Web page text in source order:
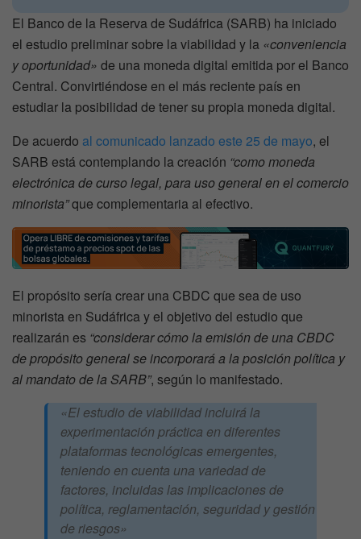
El Banco de la Reserva de Sudáfrica (SARB) ha iniciado
el estudio preliminar sobre la viabilidad y la «conveniencia
y oportunidad» de una moneda digital emitida por el Banco
Central. Convirtiéndose en el más reciente país en
estudiar la posibilidad de tener su propia moneda digital.
De acuerdo al comunicado lanzado este 25 de mayo, el
SARB está contemplando la creación “como moneda
electrónica de curso legal, para uso general en el comercio
minorista”que complementaria al efectivo.
El propósito sería crear una CBDC que sea de uso
minorista en Sudáfrica y el objetivo del estudio que
realizarán es “considerar cómo la emisión de una CBDC
de propósito general se incorporará a la posición política y
al mandato de la SARB”, según lo manifestado.
«El estudio de viabilidad incluirá la
experimentación práctica en diferentes
plataformas tecnológicas emergentes,
teniendo en cuenta una variedad de
factores, incluidas las implicaciones de
política, reglamentación, seguridad y gestión
de riesgos»